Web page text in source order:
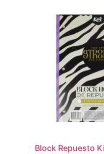
Block Repuesto